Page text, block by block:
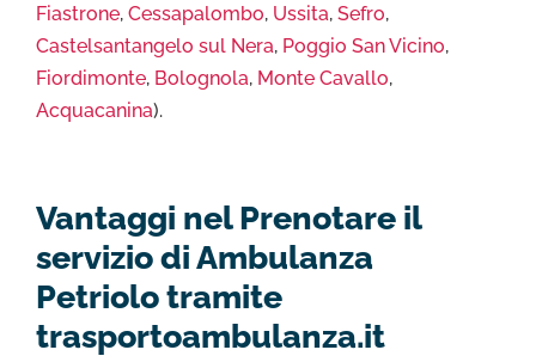
Fiastrone, Cessapalombo, Ussita, Sefro,
Castelsantangelo sul Nera, Poggio San Vicino,
Fiordimonte, Bolognola, Monte Cavallo,
Acquacanina).
Vantaggi nel Prenotare il
servizio di Ambulanza
Petriolo tramite
trasportoambulanza.it